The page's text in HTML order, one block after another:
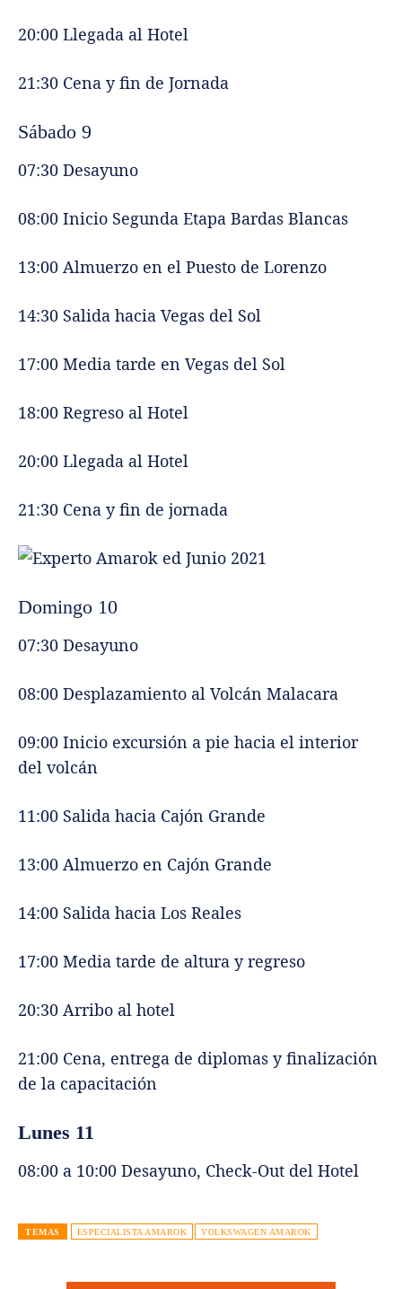
20:00 Llegada al Hotel
21:30 Cena y fin de Jornada
Sábado 9
07:30 Desayuno
08:00 Inicio Segunda Etapa Bardas Blancas
13:00 Almuerzo en el Puesto de Lorenzo
14:30 Salida hacia Vegas del Sol
17:00 Media tarde en Vegas del Sol
18:00 Regreso al Hotel
20:00 Llegada al Hotel
21:30 Cena y fin de jornada
Domingo 10
07:30 Desayuno
08:00 Desplazamiento al Volcán Malacara
09:00 Inicio excursión a pie hacia el interior
del volcán
11:00 Salida hacia Cajón Grande
13:00 Almuerzo en Cajón Grande
14:00 Salida hacia Los Reales
17:00 Media tarde de altura y regreso
20:30 Arribo al hotel
21:00 Cena, entrega de diplomas y finalización
de la capacitación
Lunes 11
08:00 a 10:00 Desayuno, Check-Out del Hotel
TEMAS ESPECIALISTA AMAROK VOLKSWAGEN AMAROK